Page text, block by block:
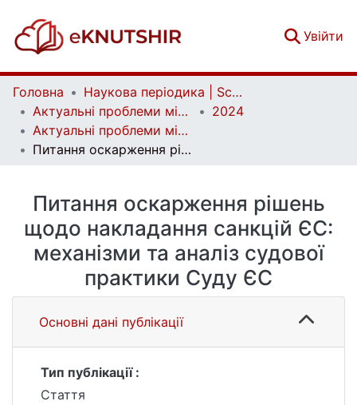
Увійти
Головна
Наукова періодика | Scientific periodicals
Актуальні проблеми міжнародних відносин | Аctual Problems of International Relations
2024
Актуальні проблеми міжнародних відносин. Вип. 159
Питання оскарження рішень щодо накладання санкцій ЄС: механізми та аналіз судової практики Суду ЄС
Питання оскарження рішень
щодо накладання санкцій ЄС:
механізми та аналіз судової
практики Суду ЄС
Основні дані публікації
Тип публікації :
Стаття